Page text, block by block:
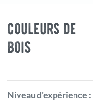
couleurs de
bois
Niveau d'expérience :